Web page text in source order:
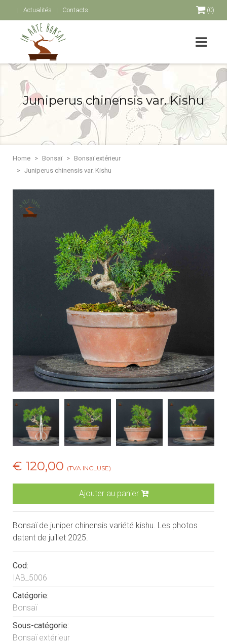
Actualités Contacts (0)
Juniperus chinensis var. Kishu
Home Bonsaï
Bonsaï extérieur
Juniperus chinensis var. Kishu
€ 120,00 (TVA INCLUSE)
Ajouter au panier
Bonsaï de juniper chinensis variété kishu. Les photos
datent de juillet 2025.
Cod:
IAB_5006
Catégorie:
Bonsaï
Sous-catégorie:
Bonsaï extérieur